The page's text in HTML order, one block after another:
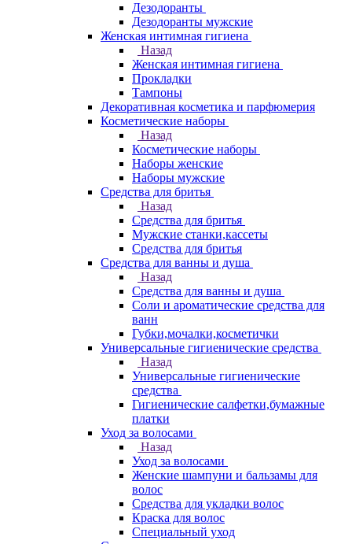
Дезодоранты
Дезодоранты мужские
Женская интимная гигиена
Назад
Женская интимная гигиена
Прокладки
Тампоны
Декоративная косметика и парфюмерия
Косметические наборы
Назад
Косметические наборы
Наборы женские
Наборы мужские
Средства для бритья
Назад
Средства для бритья
Мужские станки,кассеты
Средства для бритья
Средства для ванны и душа
Назад
Средства для ванны и душа
Соли и ароматические средства для
ванн
Губки,мочалки,косметички
Универсальные гигиенические средства
Назад
Универсальные гигиенические
средства
Гигиенические салфетки,бумажные
платки
Уход за волосами
Назад
Уход за волосами
Женские шампуни и бальзамы для
волос
Средства для укладки волос
Краска для волос
Специальный уход